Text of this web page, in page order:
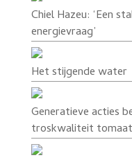
Chiel Hazeu: ‘Een
energievraag’
Het stijgende water
Generatieve acties
troskwaliteit tomaat